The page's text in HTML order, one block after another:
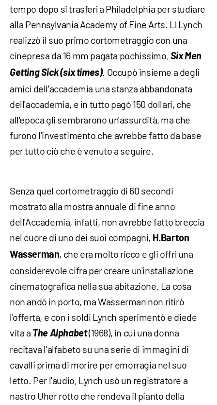
tempo dopo si trasferì a Philadelphia per studiare
alla Pennsylvania Academy of Fine Arts. Lì Lynch
realizzò il suo primo cortometraggio con una
cinepresa da 16 mm pagata pochissimo,Six Men
Getting Sick (six times). Occupò insieme a degli
amici dell'accademia una stanza abbandonata
dell'accademia, e in tutto pagò 150 dollari, che
all'epoca gli sembrarono un'assurdità, ma che
furono l'investimento che avrebbe fatto da base
per tutto ciò che è venuto a seguire.
Senza quel cortometraggio di 60 secondi
mostrato alla mostra annuale di fine anno
dell'Accademia, infatti, non avrebbe fatto breccia
nel cuore di uno dei suoi compagni, H.Barton
Wasserman, che era molto ricco e gli offrì una
considerevole cifra per creare un'installazione
cinematografica nella sua abitazione. La cosa
non andò in porto, ma Wasserman non ritirò
l'offerta, e con i soldi Lynch sperimentò e diede
vita a The Alphabet(1968), in cui una donna
recitava l'alfabeto su una serie di immagini di
cavalli prima di morire per emorragia nel suo
letto. Per l'audio, Lynch usò un registratore a
nastro Uher rotto che rendeva il pianto della